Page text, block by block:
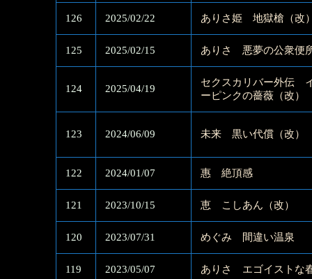
126 2025/02/22 ありさ姫 地獄槍（改
125 2025/02/15 ありさ 悪夢の公衆便
124 2025/04/19
セクスカリバー外伝
ーピンクの薔薇（改）
123 2024/06/09 未来 黒い代償（改）
122 2024/01/07 惠 絶頂感
121 2023/10/15 恵 こしあん（改）
120 2023/07/31 めぐみ 間違い温泉
119 2023/05/07 ありさ エゴイストな